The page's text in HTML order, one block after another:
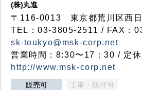
(株)丸進
〒116-0013 東京都荒川区西
TEL：03-3805-2511 / FAX：
sk-toukyo@msk-corp.net
営業時間：8:30〜17：30 / 定
http://www.msk-corp.net
販売可 工事・取付可